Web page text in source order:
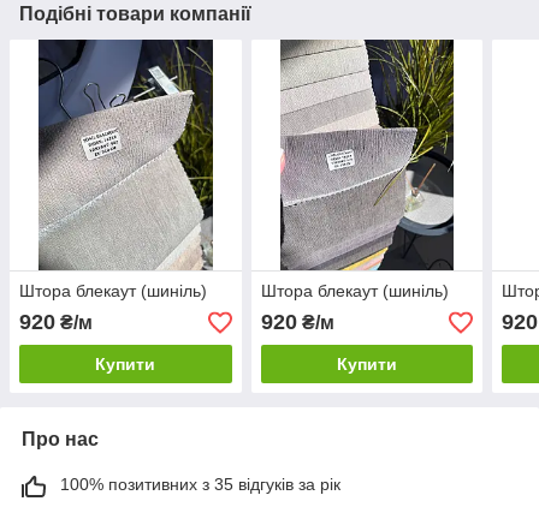
Подібні товари компанії
Штора блекаут (шиніль)
920 ₴/м
Купити
Штора блекаут (шиніль)
920₴/м
Купити
920
Про нас
100% позитивних з 35 відгуків за рік